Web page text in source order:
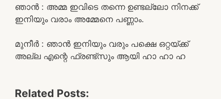
ഞാൻ : അമ്മ ഇവിടെ തന്നെ ഉണ്ടല്ലോ നിനക്ക്
ഇനിയും വരാം അമ്മേനെ പണ്ണാം.
മുനീർ : ഞാൻ ഇനിയും വരും പക്ഷെ ഒറ്റയ്ക്ക്
അല്ല എന്റെ ഫ്രണ്ട്സും ആയി ഹാ ഹാ ഹ
Related Posts: